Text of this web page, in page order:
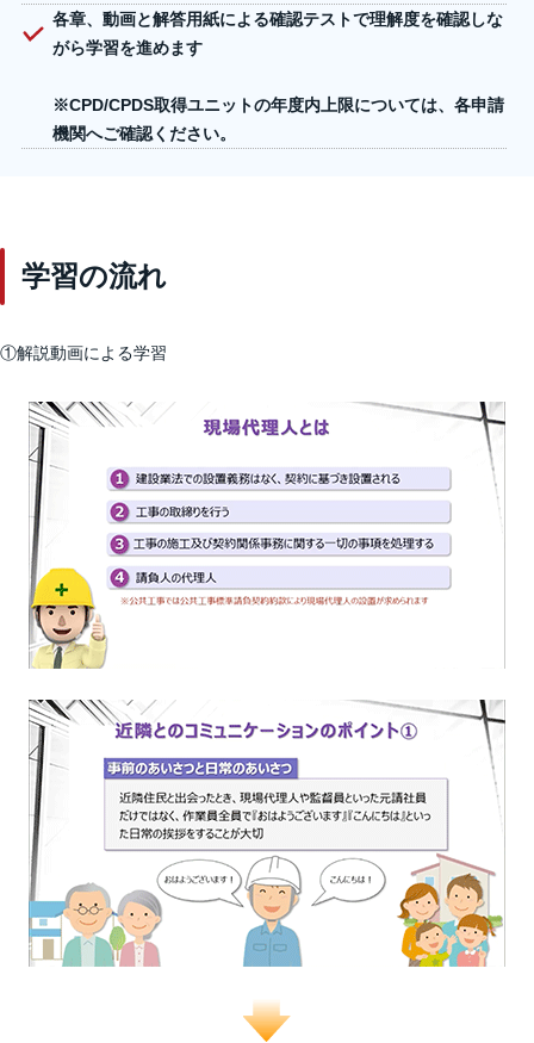
各章、動画と解答用紙による確認テストで理解度を確認しな
がら学習を進めます
※CPD/CPDS取得ユニットの年度内上限については、各申請
機関へご確認ください。
学習の流れ
①解説動画による学習